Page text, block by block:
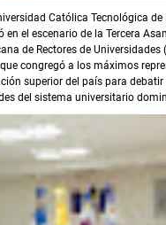
Católica Tecnológica de
en el escenario de la Tercera
de Rectores de Universidades
congregó a los máximos
superior del país para
del sistema universitario